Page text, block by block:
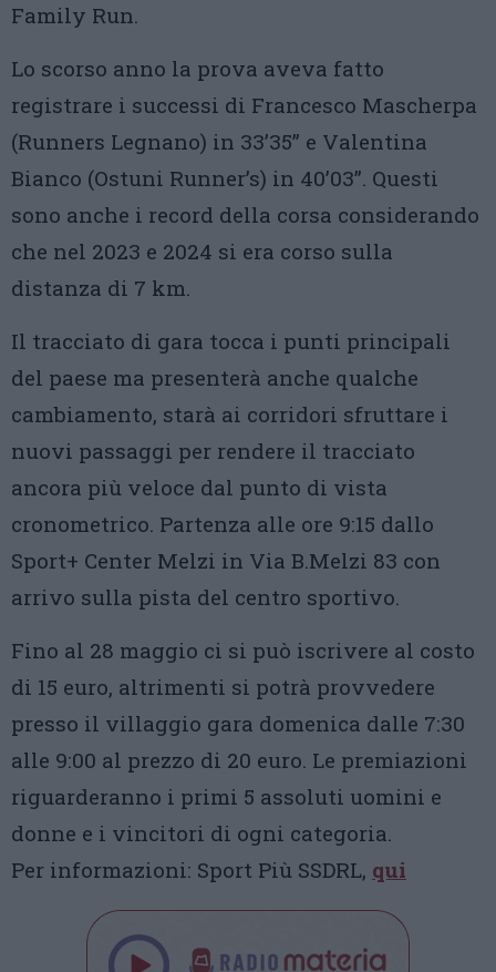
Family Run.
Lo scorso anno la prova aveva fatto
registrare i successi di Francesco Mascherpa
(Runners Legnano) in 33’35” e Valentina
Bianco (Ostuni Runner’s) in 40’03”. Questi
sono anche i record della corsa considerando
che nel 2023 e 2024 si era corso sulla
distanza di 7 km.
Il tracciato di gara tocca i punti principali
del paese ma presenterà anche qualche
cambiamento, starà ai corridori sfruttare i
nuovi passaggi per rendere il tracciato
ancora più veloce dal punto di vista
cronometrico. Partenza alle ore 9:15 dallo
Sport+ Center Melzi in Via B.Melzi 83 con
arrivo sulla pista del centro sportivo.
Fino al 28 maggio ci si può iscrivere al costo
di 15 euro, altrimenti si potrà provvedere
presso il villaggio gara domenica dalle 7:30
alle 9:00 al prezzo di 20 euro. Le premiazioni
riguarderanno i primi 5 assoluti uomini e
donne e i vincitori di ogni categoria.
Per informazioni: Sport Più SSDRL, qui